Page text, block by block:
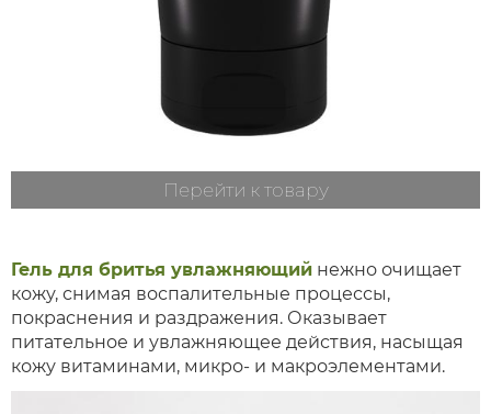
Перейти к товару
Гель для бритья увлажняющий нежно очищает
кожу, снимая воспалительные процессы,
покраснения и раздражения. Оказывает
питательное и увлажняющее действия, насыщая
кожу витаминами, микро- и макроэлементами.